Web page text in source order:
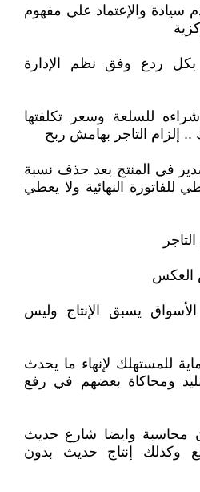
والإعتماد علي مفهوم
بكل ردع وفق نظم الإدارة
للسلعة وسعر تكلفتها
.. إلزام التاجر بهامش ربح
في المنتج بعد حذف نسبة
للفاتورة النهائية ولا يعطي
العكس
يسبق الإنتاج وليس
للمستهلك لإنهاء ما يحدث
ومحاكاة بعضهم في رفع
محاسبة وايضا شارع حديث
وكذلك إنتاج حديث بدون